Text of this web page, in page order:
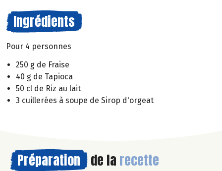
Ingrédients
Pour 4 personnes
250 g de Fraise
40 g de Tapioca
50 cl de Riz au lait
3 cuillerées à soupe de Sirop d'orgeat
Préparation de la recette